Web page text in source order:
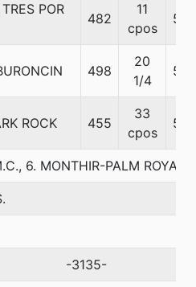
POR
482
11
cpos
54
498
20
1/4
58
ROCK 455
33
cpos
56
6. MONTHIR-PALM
-3135-